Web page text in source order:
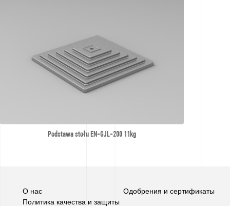
Podstawa stołu EN-GJL-200 11kg
О нас
Одобрения и сертификаты
Политика качества и защиты